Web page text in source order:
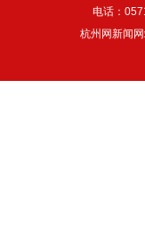
电话：
杭州网新闻